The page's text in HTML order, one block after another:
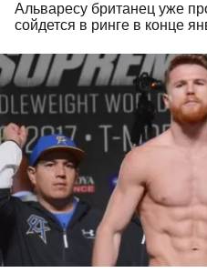
Альваресу британец уже
сойдется в ринге в конце